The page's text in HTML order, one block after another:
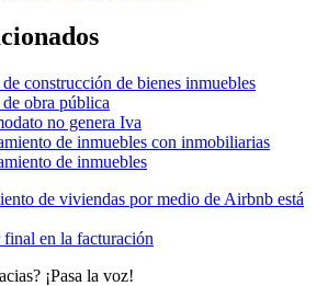
construcción de bienes inmuebles
obra pública
no genera Iva
de inmuebles con inmobiliarias
de inmuebles
de viviendas por medio de Airbnb está
en la facturación
¡Pasa la voz!